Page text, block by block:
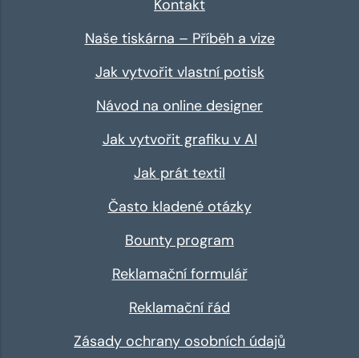
Kontakt
Naše tiskárna – Příběh a vize
Jak vytvořit vlastní potisk
Návod na online designer
Jak vytvořit grafiku v AI
Jak prát textil
Často kladené otázky
Bounty program
Reklamační formulář
Reklamační řád
Zásady ochrany osobních údajů